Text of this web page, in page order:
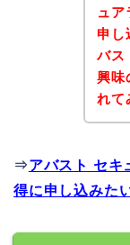
ュ
申し
バス
興味
れて
⇒アバスト セキ
得に申し込みた